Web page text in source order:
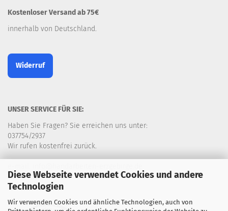
Diese Webseite verwendet Cookies und andere
Technologien
Wir verwenden Cookies und ähnliche Technologien, auch von
Kostenloser Versand ab 75€
innerhalb von Deutschland.
Widerruf
UNSER SERVICE FÜR SIE:
Haben Sie Fragen? Sie erreichen uns unter:
037754/2937
Wir rufen kostenfrei zurück.